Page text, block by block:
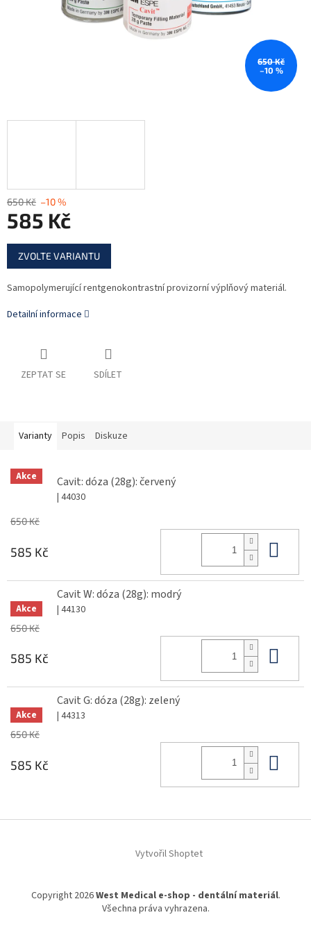
650 Kč
–10 %
650 Kč –10 %
585 Kč
Měrná
cena:
ZVOLTE VARIANTU
Samopolymerující rentgenokontrastní provizorní výplňový materiál.
Detailní informace
ZEPTAT SE SDÍLET
Varianty Popis Diskuze
Akce Cavit: dóza (28g): červený
| 44030
650 Kč
585 Kč
Akce
Cavit W: dóza (28g): modrý
| 44130
650 Kč
585 Kč
Akce
Cavit G: dóza (28g): zelený
| 44313
650 Kč
585 Kč
Vytvořil Shoptet
Copyright 2026West Medical e-shop - dentální materiál.
Všechna práva vyhrazena.